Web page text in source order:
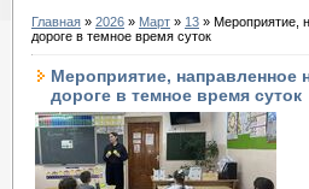
Главная » 2026 » Март » 13 » Мероприятие,
дороге в темное время суток
Мероприятие, направленное
дороге в темное время суток